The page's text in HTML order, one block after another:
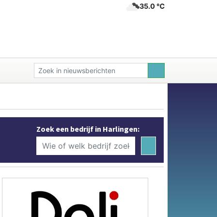
35.0 ℃
Zoek een bedrijf in Harlingen: